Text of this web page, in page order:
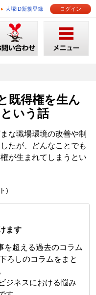
大塚ID新規登録 ログイン
既得権を生ん
いう話
な職場環境の改善や制
たが、どんなことでも
が生まれてしまうとい
)
ます
を超える過去のコラム
ろしのコラムをまと
ジネスにおける悩み